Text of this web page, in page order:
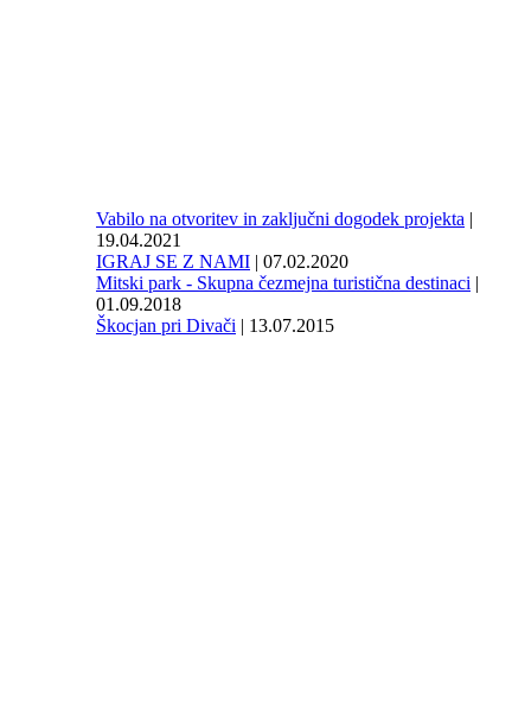
Vabilo na otvoritev in zaključni dogodek projekta |
19.04.2021
IGRAJ SE Z NAMI | 07.02.2020
Mitski park - Skupna čezmejna turistična destinaci |
01.09.2018
Škocjan pri Divači | 13.07.2015